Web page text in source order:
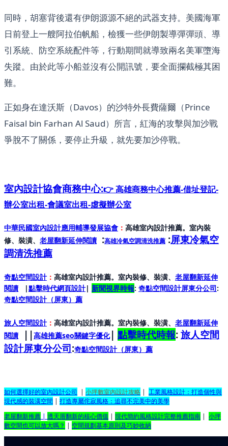
同時，胡塞背後還有伊朗源源不絕的武器支持。美國海軍
日前登上一艘阿拉伯帆船，檢獲一些伊朗製導彈彈頭、導
引系統、防空系統配件等，行動期間就導致兩名美軍墮海
失蹤。由於此等小船並沒有公開訊號，要全面攔截極其困
難。
正如身在達沃斯（Davos）的沙特外長費薩爾（Prince
Faisal bin Farhan Al Saud）所言，紅海的攻擊與加沙戰
爭脫不了關係，要停止升級，就先要加沙停戰。
室內設計協會商務中心:👉 高雄商務中心推薦-借址登記-
辦公室出租-會議室出租-虛擬辦公室
中華民國室內設計應用輔導發展協會 ： 高雄室內設計推薦。室內裝
修、裝潢、 老屋翻新延伸閱讀 :高雄冷氣空調清洗推薦 :屏東冷氣空
調清洗推薦
奇點空間設計： 高雄室內設計推薦。室內裝修、裝潢、 老屋翻新延伸
閱讀 |點擊時代網頁設計| 新聞視界時報: 奇點空間設計屏東分公司:
奇點空間設計（屏東） 薦
旅人空間設計： 高雄室內設計推薦。室內裝修、裝潢、 老屋翻新延伸
閱讀
||高雄推薦seo關鍵字優化| 點擊時代時報: 旅人空間
設計屏東分公司:奇點空間設計（屏東） 薦
如何選擇好的室內設計公司 | 小坪數室內設計攻略 | 工業風格設計：打造個性與
現代感的裝潢空間 | 打造專屬侘寂風格：追尋不完美中的美學
老屋翻新推薦 | 透天厝翻新的核心價值 | 現代簡約風格設計完整推薦指南 | 小坪
數空間也可以放大嗎？ | 空間規劃基本原則及巧妙收納